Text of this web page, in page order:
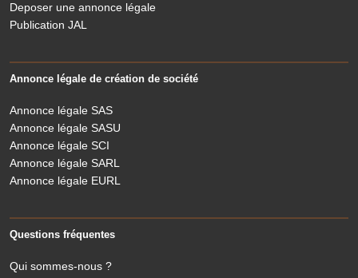
Deposer une annonce légale
Publication JAL
Annonce légale de création de société
Annonce légale SAS
Annonce légale SASU
Annonce légale SCI
Annonce légale SARL
Annonce légale EURL
Questions fréquentes
Qui sommes-nous ?